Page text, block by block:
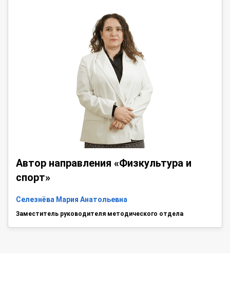
Автор направления «Физкультура и
спорт»
Селезнёва Мария Анатольевна
Заместитель руководителя методического отдела